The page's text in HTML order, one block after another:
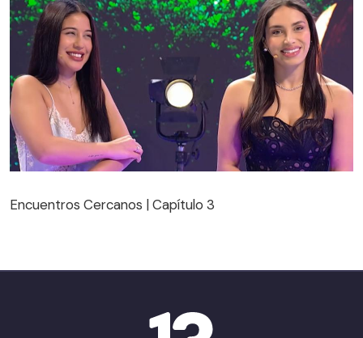
Encuentros Cercanos | Capítulo 3